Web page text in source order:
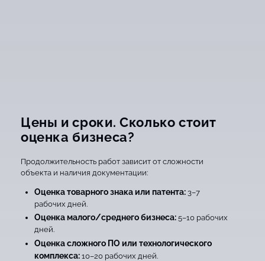
Цены и сроки. Сколько стоит
оценка бизнеса?
Продолжительность работ зависит от сложности
объекта и наличия документации:
Оценка товарного знака или патента:3–7
рабочих дней.
Оценка малого/среднего бизнеса:5–10 рабочих
дней.
Оценка сложного ПО или технологического
комплекса:10–20 рабочих дней.